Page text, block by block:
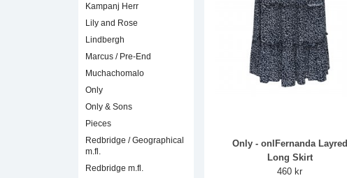
Kampanj Herr
Lily and Rose
Lindbergh
Marcus / Pre-End
Muchachomalo
Only
Only & Sons
Pieces
Redbridge / Geographical
m.fl.
Redbridge m.fl.
Only - onlFernanda Layred
Long Skirt
460 kr